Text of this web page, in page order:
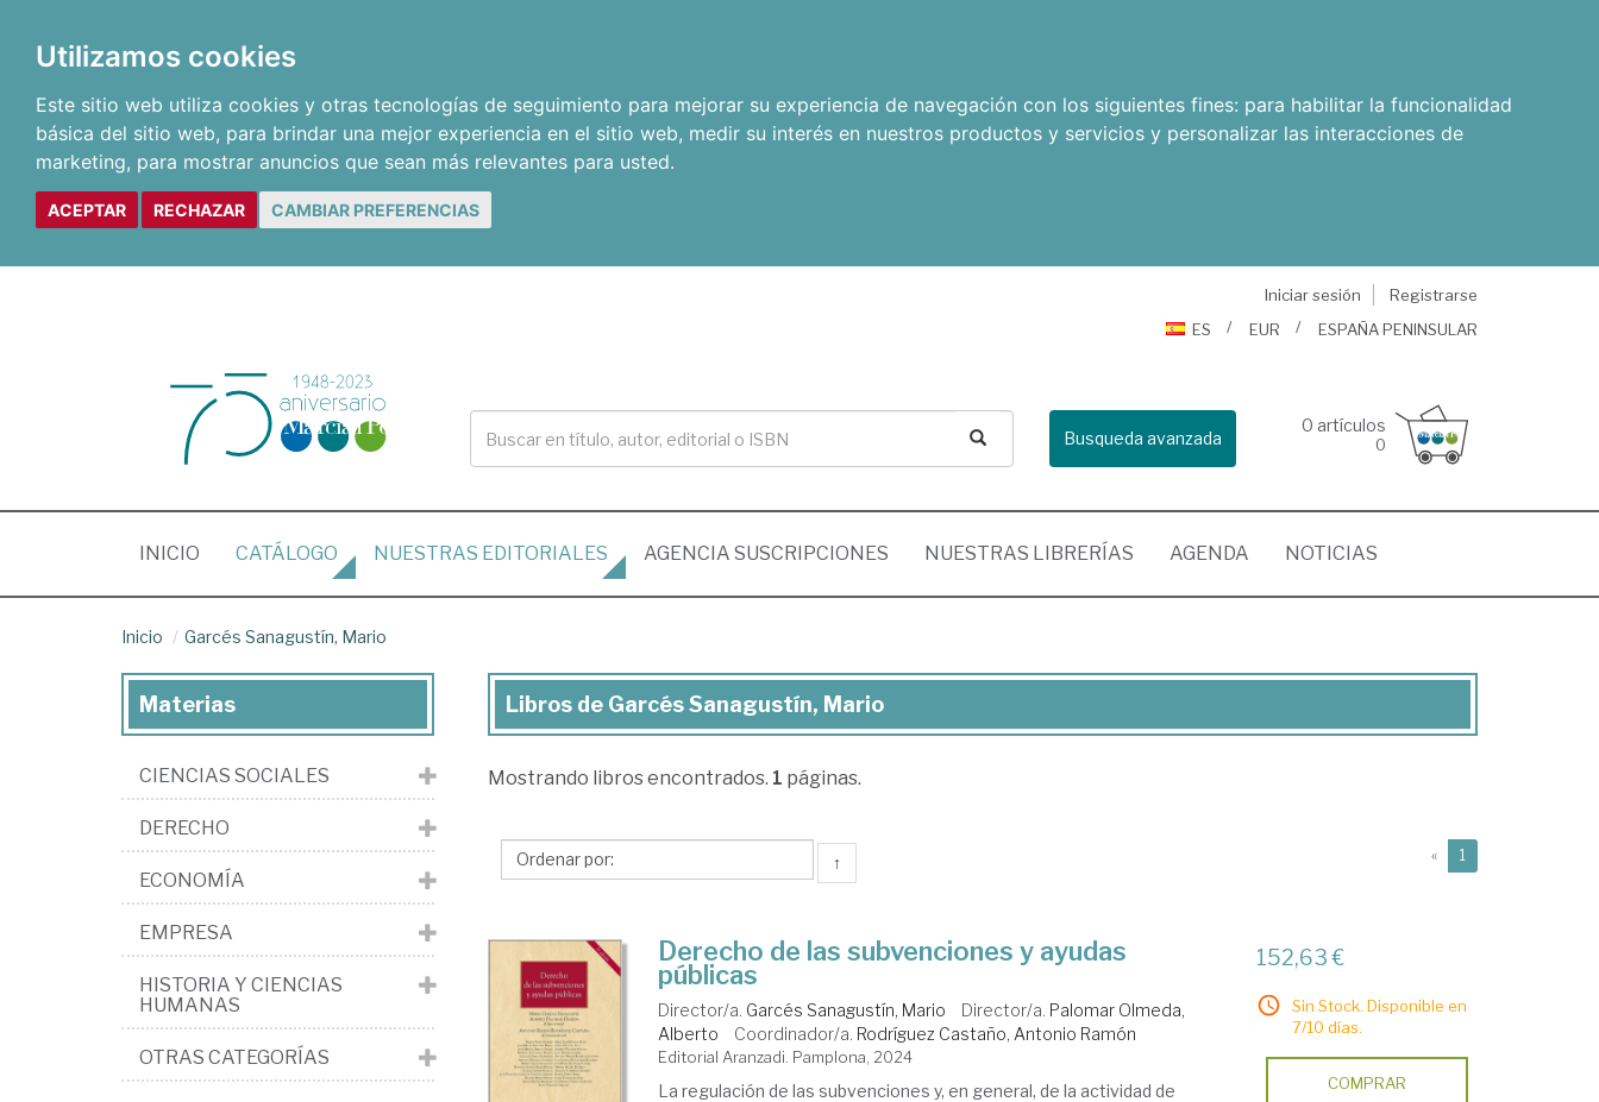
Utilizamos cookies
Este sitio web utiliza cookies y otras tecnologías de seguimiento para mejorar su experiencia de navegación con los siguientes fines: para habilitar la funcionalidad
básica del sitio web, para brindar una mejor experiencia en el sitio web, medir su interés en nuestros productos y servicios y personalizar las interacciones de
marketing, para mostrar anuncios que sean más relevantes para usted.
ACEPTAR RECHAZAR CAMBIAR PREFERENCIAS
Iniciar sesión
Registrarse
ES
EUR ESPAÑA PENINSULAR
Busqueda avanzada
0 artículos
0
INICIO (CURRENT)
CATÁLOGO NUESTRAS EDITORIALES AGENCIA SUSCRIPCIONES NUESTRAS LIBRERÍAS AGENDA NOTICIAS
Inicio Garcés Sanagustín, Mario
Libros
Garcés
Mario
Libros de Garcés Sanagustín, Mario
Mostrando libros encontrados. 1 páginas.
↑ « 1
Derecho de las subvenciones y ayudas
públicas
Director/a. Garcés Sanagustín, Mario Director/a. Palomar Olmeda,
Alberto
Coordinador/a. Rodríguez Castaño, Antonio Ramón
Editorial Aranzadi. Pamplona, 2024
La regulación de las subvenciones y, en general, de la actividad de
152,63 €
Sin Stock. Disponible en
7/10 días.
COMPRAR
Materias
CIENCIAS SOCIALES
DERECHO
ECONOMÍA
EMPRESA
HISTORIA Y CIENCIAS
HUMANAS
OTRAS CATEGORÍAS